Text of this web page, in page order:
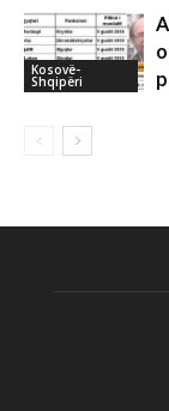
Kosovë-
Shqipëri